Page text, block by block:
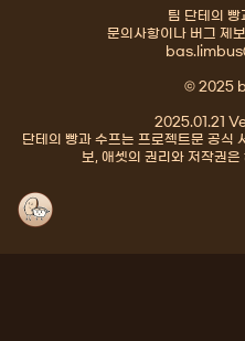
팀 단테의 빵
문의사항이나 버그 제
© 2025
2025.01.21
단테의 빵과 수프는 프로젝트문 공식
보, 애셋의 권리와 저작권